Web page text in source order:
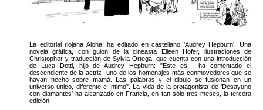
La editorial riojana Aloha! ha editado en castellano 'Audrey Hepburn', Una
novela gráfica, con guion de la cineasta Eileen Hofer, ilustraciones de
Christopher y traducción de Sylvia Ortega, que cuenta con una introducción
de Luca Dotti, hijo de Audrey Hepburn: "Este es - ha comentado el
descendiente de la actriz- uno de los homenajes más conmovedores que se
hayan hecho sobre mamá. Las palabras y el dibujo se fusionan en un
universo único, diferente e íntimo". La vida de la protagonista de 'Desayuno
con diamantes' ha alcanzado en Francia, en tan sólo tres meses, la tercera
edición.